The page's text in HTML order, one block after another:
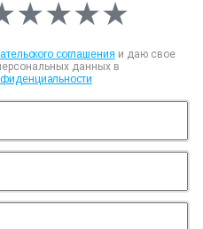
соглашения и даю свое
данных в